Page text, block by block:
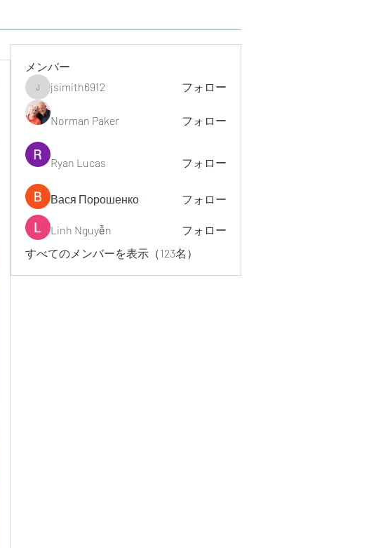
メンバー
jsimith6912
jsimith6912 フォロー
Norman Paker フォロー
Ryan Lucas フォロー
Вася Порошенко フォロー
Linh Nguyễn
フォロー
すべてのメンバーを表示（123名）